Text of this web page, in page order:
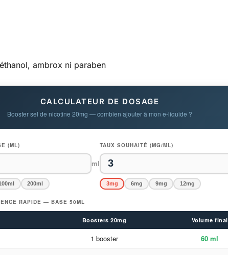
ambrox ni paraben
CALCULATEUR DE DOSAGE
Booster sel de nicotine 20mg — combien ajouter à mon e-liquide ?
(ML)
ml
200ml
TAUX SOUHAITÉ (MG/ML)
3mg 6mg 9mg 12mg
RAPIDE — BASE 50ML
Boosters 20mg Volume final
1 booster 60 ml